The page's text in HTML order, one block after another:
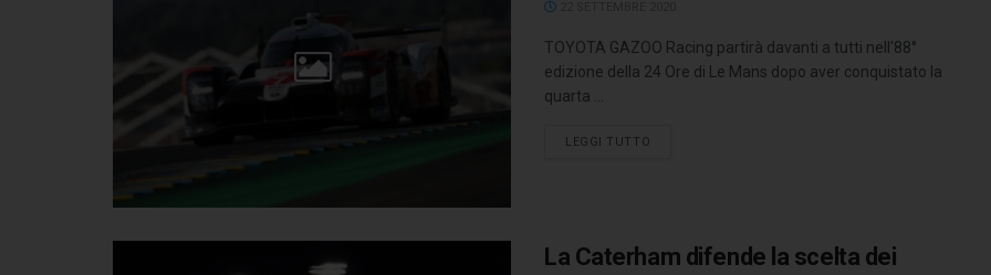
TOYOTA GAZOO Racing partirà davanti a tutti nell'88°
edizione della 24 Ore di Le Mans dopo aver conquistato la
quarta ...
LEGGI TUTTO
La Caterham difende la scelta dei